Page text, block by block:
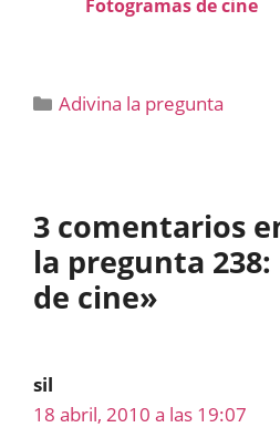
Fotogramas de cine
Categorías
Adivina la pregunta
3 comentarios
la pregunta
de cine»
sil
18 abril, 2010 a las 19:07